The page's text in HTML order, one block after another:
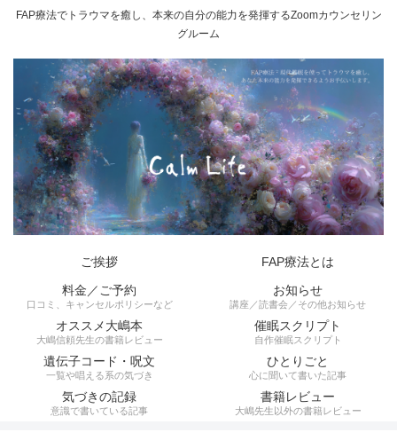
FAP療法でトラウマを癒し、本来の自分の能力を発揮するZoomカウンセリン
グルーム
ご挨拶
FAP療法とは
料金／ご予約
口コミ、キャンセルポリシーなど
お知らせ
講座／読書会／その他お知らせ
オススメ大嶋本
大嶋信頼先生の書籍レビュー
催眠スクリプト
自作催眠スクリプト
遺伝子コード・呪文
一覧や唱える系の気づき
ひとりごと
心に聞いて書いた記事
気づきの記録
意識で書いている記事
書籍レビュー
大嶋先生以外の書籍レビュー